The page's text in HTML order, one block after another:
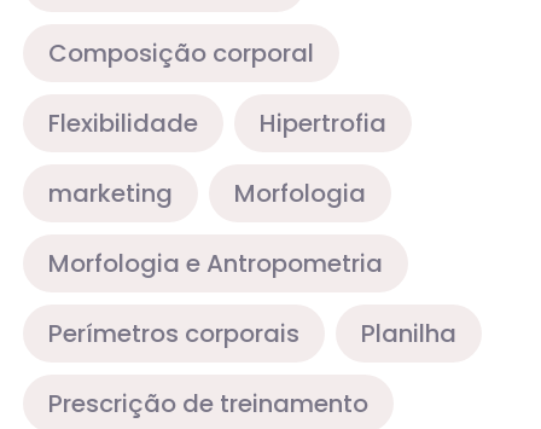
Composição corporal
Flexibilidade Hipertrofia
marketing Morfologia
Morfologia e Antropometria
Perímetros corporais Planilha
Prescrição de treinamento